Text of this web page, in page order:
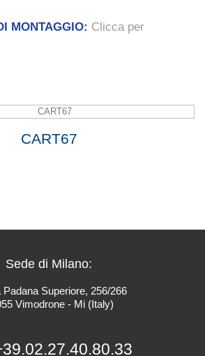
MONTAGGIO: Clicca per
CART67
Sede di Milano:
Padana Superiore, 256/266
Vimodrone - Mi (Italy)